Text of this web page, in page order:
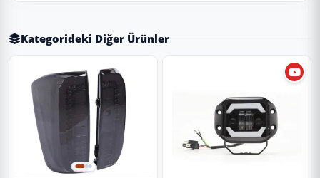
Uygulama
Aracınızın ölçülerine uygundur. Montaj işlemi el
yatkınlığı gerektirebilir.
Paket İçeriği
Kategorideki Diğer Ürünler